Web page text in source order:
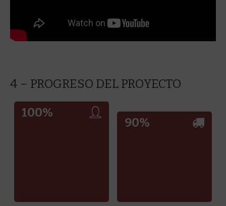
4 – PROGRESO DEL PROYECTO
100%
90%